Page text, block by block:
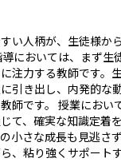
い人柄が、生徒様か
においては、まず生
注力する教師です。
引き出し、内発的な
師です。 授業におい
て、確実な知識定着
小さな成長も見逃さ
、粘り強くサポート